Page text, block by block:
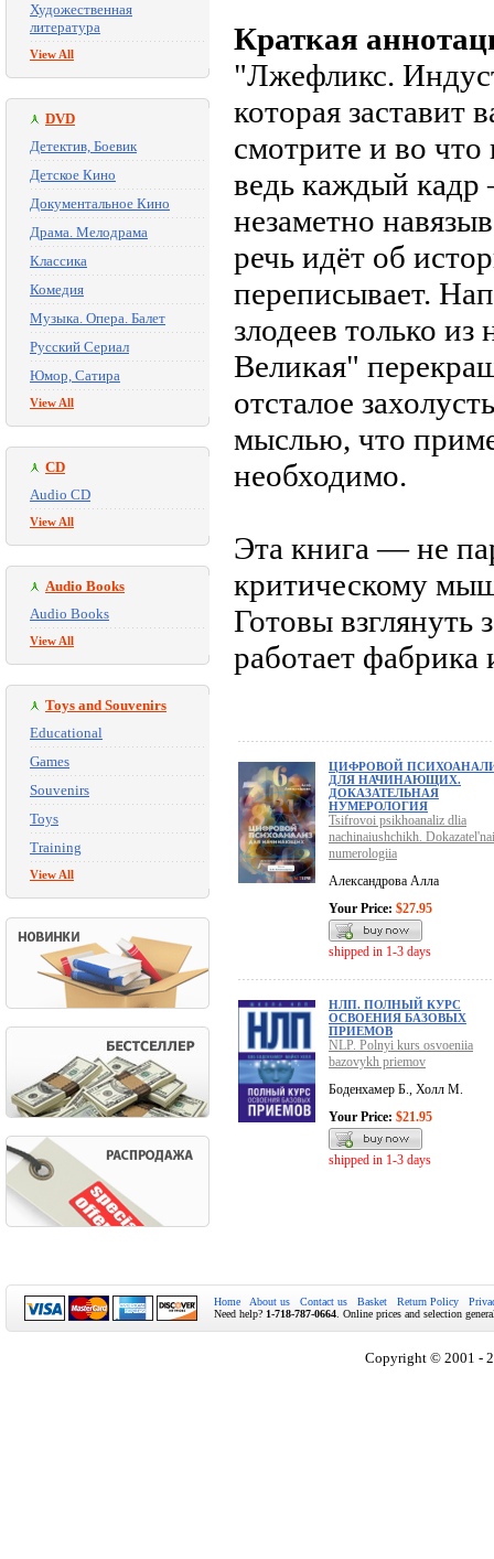
Художественная
литература
View All
DVD
Детектив, Боевик
Детское Кино
Документальное Кино
Драма. Мелодрама
Классика
Комедия
Музыка. Опера. Балет
Русский Сериал
Юмор, Сатира
View All
CD
Audio CD
View All
Audio Books
Audio Books
View All
Toys and Souvenirs
Educational
Games
Souvenirs
Toys
Training
View All
Краткая
"Лжефликс.
которая заставит
смотрите и во
ведь каждый
незаметно
речь идёт об
переписывает.
злодеев только
Великая"
отсталое
мыслью, что
необходимо.
Эта книга — не
критическому
Готовы взглянуть
работает
ЦИФРОВОЙ
ДЛЯ НАЧИНАЮЩИХ.
ДОКАЗАТЕЛЬНАЯ
НУМЕРОЛОГИЯ
Tsifrovoi psikhoanaliz dlia
nachinaiushchikh.
numerologiia
Александрова Алла
Your Price: $27.95
shipped in 1-3 days
НЛП. ПОЛНЫЙ КУРС
ОСВОЕНИЯ БАЗОВЫХ
ПРИЕМОВ
NLP. Polnyi kurs osvoeniia
bazovykh priemov
Боденхамер Б., Холл М.
Your Price: $21.95
shipped in 1-3 days
Home About us Contact us Basket Return Policy
Need help? 1-718-787-0664 . Online prices and selection
Copyright © 2001 -